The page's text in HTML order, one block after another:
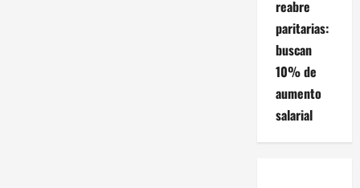
reabre
paritarias:
buscan
10% de
aumento
salarial